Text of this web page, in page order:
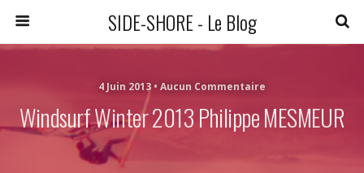
SIDE-SHORE - Le Blog
4 Juin 2013 • Aucun Commentaire
Windsurf Winter 2013 Philippe MESMEUR